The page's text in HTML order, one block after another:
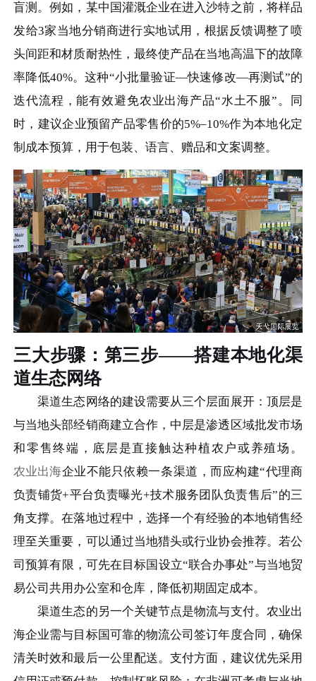
盲测。例如，某中国灌溉企业在进入沙特之前，将样品
发给3家当地分销商进行实地试用，根据反馈调整了喷
头间距和材质耐热性，最终使产品在当地高温下的故障
率降低40%。这种“小批量验证—快速修改—再测试”的
迭代流程，能有效避免农业出海产品“水土不服”。同
时，建议企业预留产品零售价的5%–10%作为本地化定
制成本预算，用于包装、语言、赠品和文案调整。
三大步骤：第三步——搭建本地化渠
道生态网络
渠道生态网络的建设需要从三个层面展开：顶层是
与当地头部经销商建立合作，中层是渗透区域批发市场
和零售终端，底层是直接触达种植农户或养殖场。
农业出海企业不能只依赖一条渠道，而应构建“代理商
负责铺货+平台负责曝光+技术服务团队负责售后”的三
角支撑。在落地过程中，选择一个有经验的本地销售经
理至关重要，可以通过当地猎头或行业协会推荐。若公
司预算有限，可先在目标国设立“联合办事处”与当地贸
易公司共用办公室和仓库，降低初期固定成本。
渠道生态的另一个关键节点是物流与支付。农业出
海企业需与目标国可靠的物流公司签订年度合同，确保
清关时效和最后一公里配送。支付方面，建议优先采用